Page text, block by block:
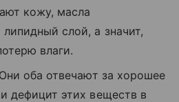
кожу, масла
слой, а значит,
влаги.
Они оба отвечают за хорошее
дефицит этих веществ в